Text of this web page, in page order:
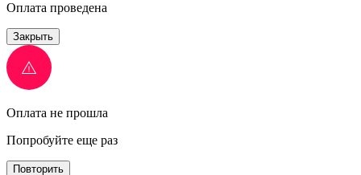
Оплата проведена
Закрыть
Оплата не прошла
Попробуйте еще раз
Повторить